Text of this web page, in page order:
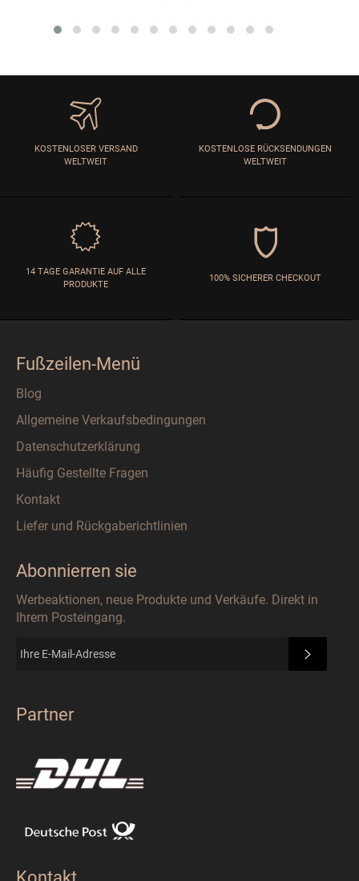
KOSTENLOSER VERSAND
WELTWEIT
KOSTENLOSE RÜCKSENDUNGEN
WELTWEIT
14 TAGE GARANTIE AUF ALLE
PRODUKTE
100% SICHERER CHECKOUT
Fußzeilen-Menü
Blog
Allgemeine Verkaufsbedingungen
Datenschutzerklärung
Häufig Gestellte Fragen
Kontakt
Liefer und Rückgaberichtlinien
Abonnierren sie
Werbeaktionen, neue Produkte und Verkäufe. Direkt in
Ihrem Posteingang.
Partner